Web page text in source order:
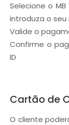
Selecione o
introduza o
Valide o
Confirme o
ID
Cartão de
O cliente